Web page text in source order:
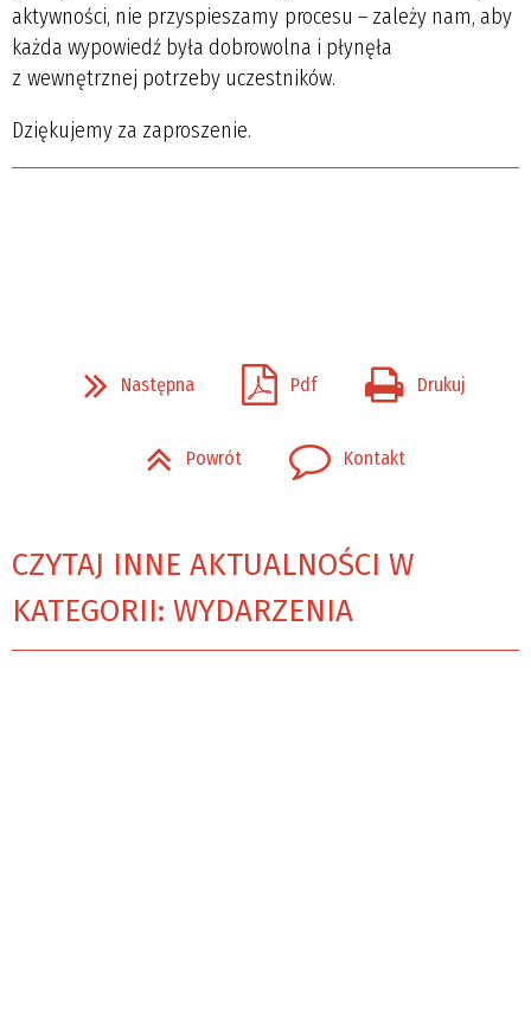
aktywności, nie przyspieszamy procesu – zależy nam, aby
każda wypowiedź była dobrowolna i płynęła
z wewnętrznej potrzeby uczestników.
Dziękujemy za zaproszenie.
Następna Pdf Drukuj
Powrót Kontakt
CZYTAJ INNE AKTUALNOŚCI W
KATEGORII: WYDARZENIA